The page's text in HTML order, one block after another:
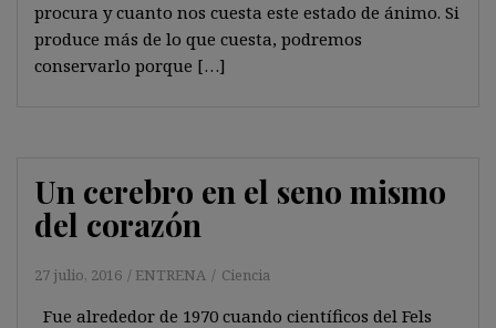
procura y cuanto nos cuesta este estado de ánimo. Si
produce más de lo que cuesta, podremos
conservarlo porque […]
Un cerebro en el seno mismo
del corazón
27 julio, 2016 ENTRENA Ciencia
Fue alrededor de 1970 cuando científicos del Fels